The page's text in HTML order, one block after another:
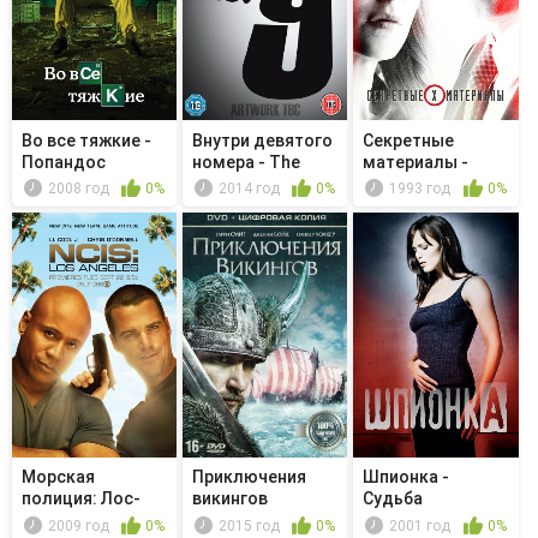
Во все тяжкие -
Попандос
2008 год 0%
Внутри девятого
номера - The
Curse of...
2014 год 0%
Секретные
материалы -
Последователи
1993 год 0%
Морская
полиция: Лос-
Анджелес -
2009 год 0%
Приключения
викингов
2015 год 0%
Шпионка -
Судьба
2001 год 0%